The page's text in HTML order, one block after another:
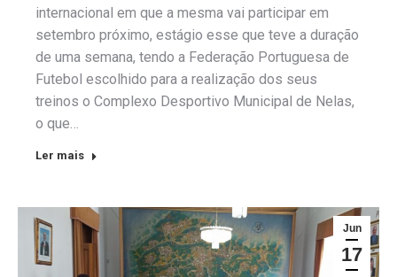
internacional em que a mesma vai participar em
setembro próximo, estágio esse que teve a duração
de uma semana, tendo a Federação Portuguesa de
Futebol escolhido para a realização dos seus
treinos o Complexo Desportivo Municipal de Nelas,
o que…
Ler mais
Jun
17